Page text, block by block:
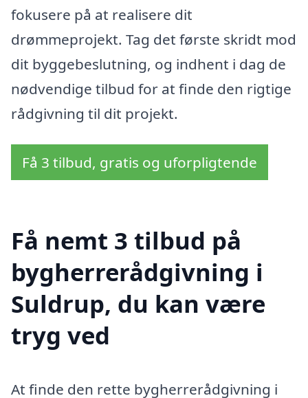
fokusere på at realisere dit
drømmeprojekt. Tag det første skridt mod
dit byggebeslutning, og indhent i dag de
nødvendige tilbud for at finde den rigtige
rådgivning til dit projekt.
Få 3 tilbud, gratis og uforpligtende
Få nemt 3 tilbud på
bygherrerådgivning i
Suldrup, du kan være
tryg ved
At finde den rette bygherrerådgivning i